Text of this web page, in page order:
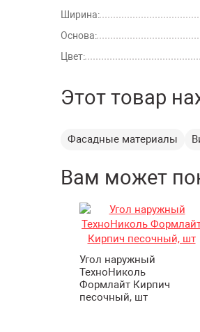
Ширина:
Основа:
Цвет:
Этот товар
Фасадные материалы
Вам может
Угол наружный
ТехноНиколь
Формлайт Кирпич
песочный, шт